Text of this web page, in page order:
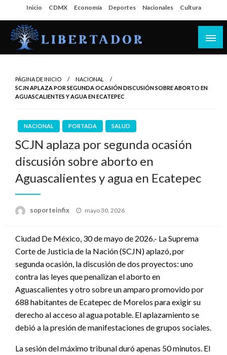
al
contenido
Inicio CDMX Economía Deportes Nacionales Cultura
PÁGINA DE INICIO
NACIONAL
SCJN APLAZA POR SEGUNDA OCASIÓN DISCUSIÓN SOBRE ABORTO EN
AGUASCALIENTES Y AGUA EN ECATEPEC
NACIONAL PORTADA SALUD
SCJN aplaza por segunda ocasión
discusión sobre aborto en
Aguascalientes y agua en Ecatepec
soporteinfix
Publicado
mayo 30, 2026
Ciudad De México, 30 de mayo de 2026.- La Suprema
Corte de Justicia de la Nación (SCJN) aplazó, por
segunda ocasión, la discusión de dos proyectos: uno
contra las leyes que penalizan el aborto en
Aguascalientes y otro sobre un amparo promovido por
688 habitantes de Ecatepec de Morelos para exigir su
derecho al acceso al agua potable. El aplazamiento se
debió a la presión de manifestaciones de grupos sociales.
La sesión del máximo tribunal duró apenas 50 minutos. El